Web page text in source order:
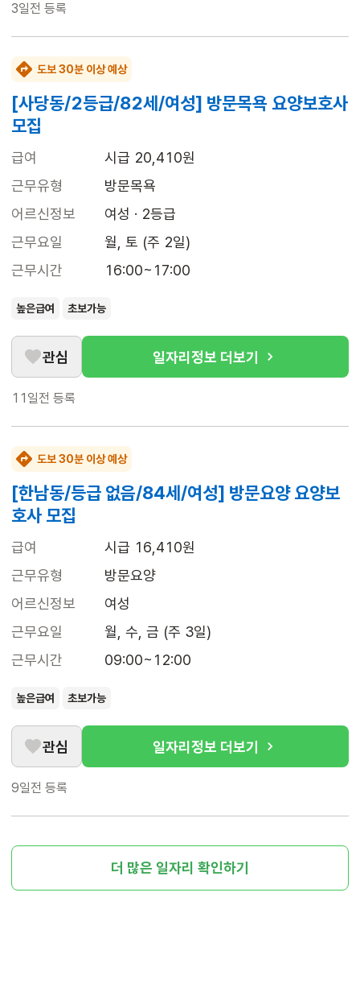
3일전 등록
도보 30분 이상 예상
[사당동/2등급/82세/여성] 방문목욕 요양보호사
모집
급여
시급 20,410원
근무유형
방문목욕
어르신정보
여성 · 2등급
근무요일
월, 토 (주 2일)
근무시간
16:00~17:00
높은급여 초보가능
관심 일자리정보 더보기
11일전 등록
도보 30분 이상 예상
[한남동/등급 없음/84세/여성] 방문요양 요양보
호사 모집
급여
시급 16,410원
근무유형
방문요양
어르신정보
여성
근무요일
월, 수, 금 (주 3일)
근무시간
09:00~12:00
높은급여 초보가능
관심 일자리정보 더보기
9일전 등록
더 많은 일자리 확인하기